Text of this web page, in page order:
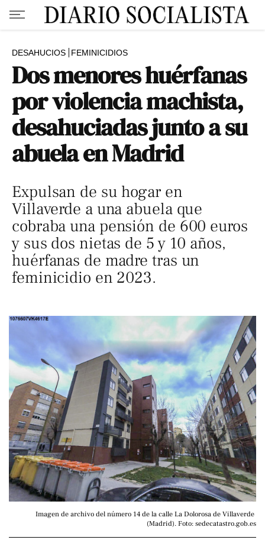
DESAHUCIOS FEMINICIDIOS
Dos menores huérfanas
por violencia machista,
desahuciadas junto a su
abuela en Madrid
Expulsan de su hogar en
Villaverde a una abuela que
cobraba una pensión de 600 euros
y sus dos nietas de 5 y 10 años,
huérfanas de madre tras un
feminicidio en 2023.
Imagen de archivo del número 14 de la calle La Dolorosa de Villaverde
(Madrid). Foto: sedecatastro.gob.es